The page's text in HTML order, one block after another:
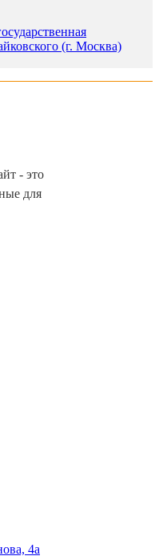
(г. Москва)
- это
для
4а